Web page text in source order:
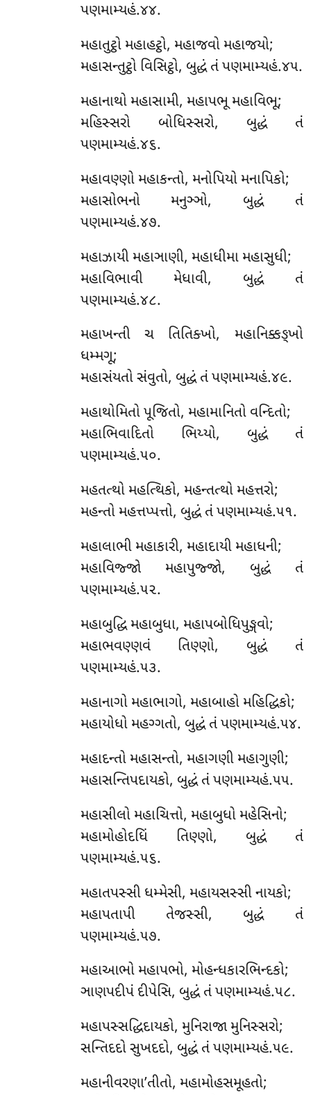
પણમામ્યહં.૪૪.
મહાતુટ્ઠો મહાહટ્ઠો, મહાજવો મહાજયો;
મહાસન્તુટ્ઠો વિસિટ્ઠો, બુદ્ધં તં પણમામ્યહં.૪૫.
મહાનાથો મહાસામી, મહાપભૂ મહાવિભૂ;
મહિસ્સરો બોધિસ્સરો, બુદ્ધં તં
પણમામ્યહં.૪૬.
મહાવણ્ણો મહાકન્તો, મનોપિયો મનાપિકો;
મહાસોભનો મનુઞ્ઞો, બુદ્ધં તં
પણમામ્યહં.૪૭.
મહાઝાયી મહાઞાણી, મહાધીમા મહાસુધી;
મહાવિભાવી મેધાવી, બુદ્ધં તં
પણમામ્યહં.૪૮.
મહાખન્તી ચ તિતિક્ખો, મહાનિક્કઙ્ખો
ધમ્મગૂ;
મહાસંયતો સંવુતો, બુદ્ધં તં પણમામ્યહં.૪૯.
મહાથોમિતો પૂજિતો, મહામાનિતો વન્દિતો;
મહાભિવાદિતો ભિય્યો, બુદ્ધં તં
પણમામ્યહં.૫૦.
મહતત્થો મહત્થિકો, મહન્તત્થો મહત્તરો;
મહન્તો મહત્તપ્પત્તો, બુદ્ધં તં પણમામ્યહં.૫૧.
મહાલાભી મહાકારી, મહાદાયી મહાધની;
મહાવિજ્જો મહાપુજ્જો, બુદ્ધં તં
પણમામ્યહં.૫૨.
મહાબુદ્ધિ મહાબુધા, મહાપબોધિપુઙ્ગવો;
મહાભવણ્ણવં તિણ્ણો, બુદ્ધં તં
પણમામ્યહં.૫૩.
મહાનાગો મહાભાગો, મહાબાહો મહિદ્ધિકો;
મહાયોધો મહગ્ગતો, બુદ્ધં તં પણમામ્યહં.૫૪.
મહાદન્તો મહાસન્તો, મહાગણી મહાગુણી;
મહાસન્તિપદાયકો, બુદ્ધં તં પણમામ્યહં.૫૫.
મહાસીલો મહાચિત્તો, મહાબુધો મહેસિનો;
મહામોહોદધિં તિણ્ણો, બુદ્ધં તં
પણમામ્યહં.૫૬.
મહાતપસ્સી ધમ્મેસી, મહાયસસ્સી નાયકો;
મહાપતાપી તેજસ્સી, બુદ્ધં તં
પણમામ્યહં.૫૭.
મહાઆભો મહાપભો, મોહન્ધકારભિન્દકો;
ઞાણપદીપં દીપેસિ, બુદ્ધં તં પણમામ્યહં.૫૮.
મહાપસ્સદ્ધિદાયકો, મુનિરાજા મુનિસ્સરો;
સન્તિદદો સુખદદો, બુદ્ધં તં પણમામ્યહં.૫૯.
મહાનીવરણા’તીતો, મહામોહસમૂહતો;